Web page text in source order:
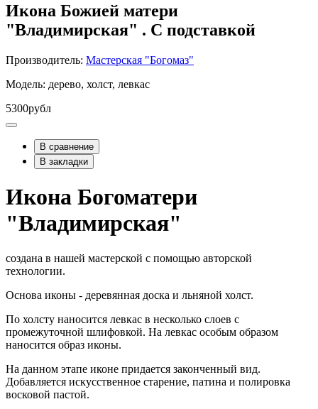
Икона Божией матери
"Владимирская" . С подставкой
Производитель: Мастерская "Богомаз"
Модель: дерево, холст, левкас
5300рубл
В сравнение
В закладки
Икона Богоматери
"Владимирская"
создана в нашей мастерской с помощью авторской
технологии.
Основа иконы - деревянная доска и льняной холст.
По холсту наносится левкас в несколько слоев с
промежуточной шлифовкой. На левкас особым образом
наносится образ иконы.
На данном этапе иконе придается законченный вид.
Добавляется искусственное старение, патина и полировка
восковой пастой.